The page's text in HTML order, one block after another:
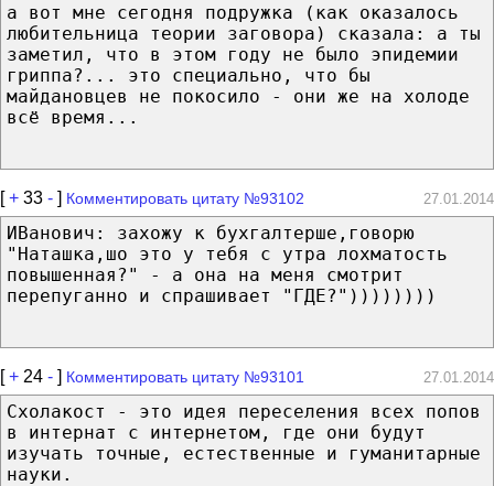
а вот мне сегодня подружка (как оказалось
любительница теории заговора) сказала: а ты
заметил, что в этом году не было эпидемии
гриппа?... это специально, что бы
майдановцев не покосило - они же на холоде
всё время...
[+ 33 - ] Комментировать цитату №93102 27.01.2014
ИВанович: захожу к бухгалтерше,говорю
"Наташка,шо это у тебя с утра лохматость
повышенная?" - а она на меня смотрит
перепуганно и спрашивает "ГДЕ?"))))))))
[+ 24 - ] Комментировать цитату №93101 27.01.2014
Схолакост - это идея переселения всех попов
в интернат с интернетом, где они будут
изучать точные, естественные и гуманитарные
науки.